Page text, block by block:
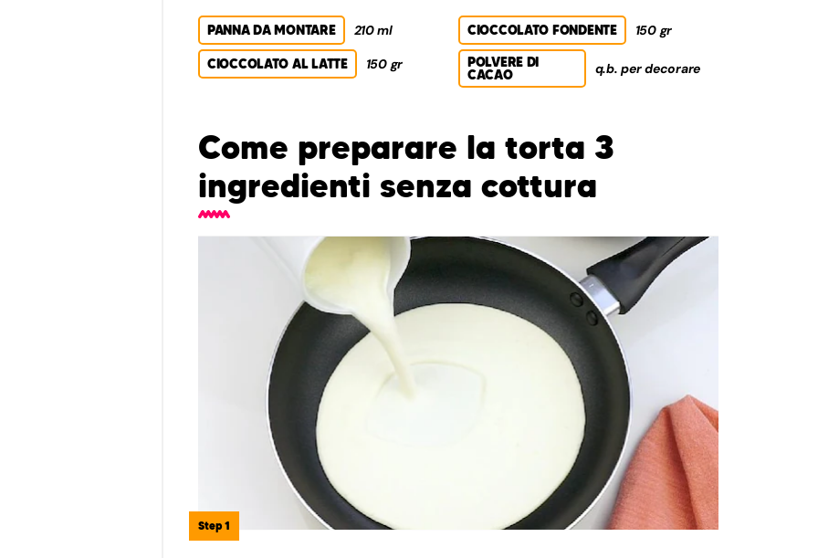
PANNA DA MONTARE 210 ml CIOCCOLATO FONDENTE 150 gr
CIOCCOLATO AL LATTE 150 gr POLVERE DI
CACAO q.b. per decorare
Come preparare la torta 3
ingredienti senza cottura
Step 1